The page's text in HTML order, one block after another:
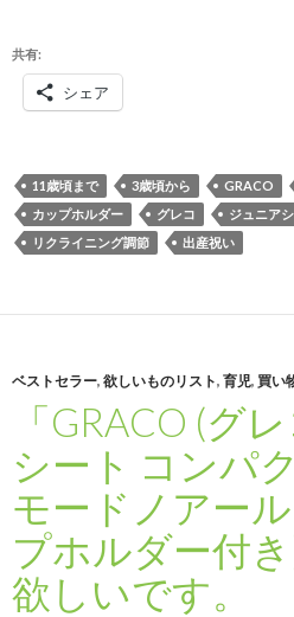
共有:
シェア
11歳頃まで 3歳頃から GRACO
カップホルダー
グレコ ジュニア
リクライニング調節
出産祝い
ベストセラー, 欲しいものリスト, 育児, 買い
「GRACO (グ
シート コンパ
モードノアー
プホルダー付
欲しいです。